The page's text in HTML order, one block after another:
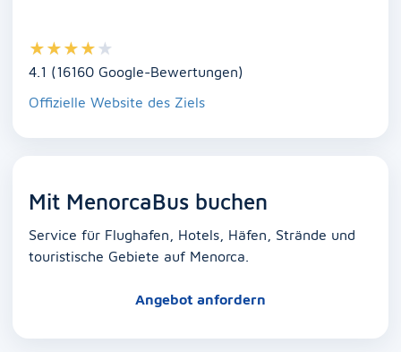
★★★★ ★
4.1 (16160 Google-Bewertungen)
Offizielle Website des Ziels
Mit MenorcaBus buchen
Service für Flughafen, Hotels, Häfen, Strände und
touristische Gebiete auf Menorca.
Angebot anfordern